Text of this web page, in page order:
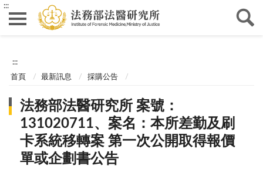
:::
:::
首頁 最新訊息 採購公告
法務部法醫研究所 案號：
131020711、案名：本所差勤及刷
卡系統移轉案 第一次公開取得報價
單或企劃書公告